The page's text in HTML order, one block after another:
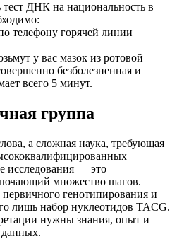
тест ДНК на национальность в
телефону горячей линии
у вас мазок из ротовой
безболезненная и
всего 5 минут.
группа
а сложная наука, требующая
исследования — это
множество шагов.
генотипирования и
лишь набор нуклеотидов TACG.
нужны знания, опыт и